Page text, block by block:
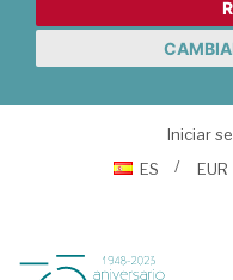
Iniciar
ES
EUR